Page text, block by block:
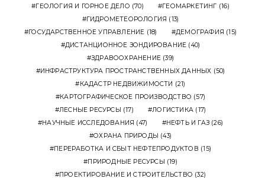
ГЕОЛОГИЯ И ГОРНОЕ ДЕЛО (70) ГЕОМАРКЕТИНГ (16)
ГИДРОМЕТЕОРОЛОГИЯ (13)
ГОСУДАРСТВЕННОЕ УПРАВЛЕНИЕ (18) ДЕМОГРАФИЯ (15)
ДИСТАНЦИОННОЕ ЗОНДИРОВАНИЕ (40)
ЗДРАВООХРАНЕНИЕ (39)
ИНФРАСТРУКТУРА ПРОСТРАНСТВЕННЫХ ДАННЫХ (50)
КАДАСТР НЕДВИЖИМОСТИ (21)
КАРТОГРАФИЧЕСКОЕ ПРОИЗВОДСТВО (57)
ЛЕСНЫЕ РЕСУРСЫ (17) ЛОГИСТИКА (17)
НАУЧНЫЕ ИССЛЕДОВАНИЯ (47) НЕФТЬ И ГАЗ(26)
ОХРАНА ПРИРОДЫ (43)
ПЕРЕРАБОТКА И СБЫТ НЕФТЕПРОДУКТОВ (15)
ПРИРОДНЫЕ РЕСУРСЫ (19)
ПРОЕКТИРОВАНИЕ И СТРОИТЕЛЬСТВО (32)